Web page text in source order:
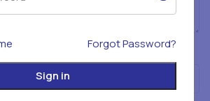
Forgot Password?
Sign in